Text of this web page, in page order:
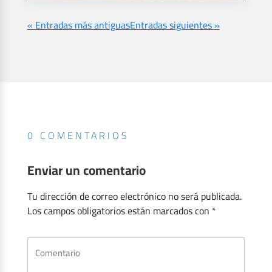
« Entradas más antiguasEntradas siguientes »
0 COMENTARIOS
Enviar un comentario
Tu dirección de correo electrónico no será publicada.
Los campos obligatorios están marcados con *